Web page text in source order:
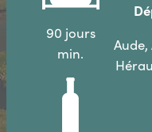
90 jours
min.